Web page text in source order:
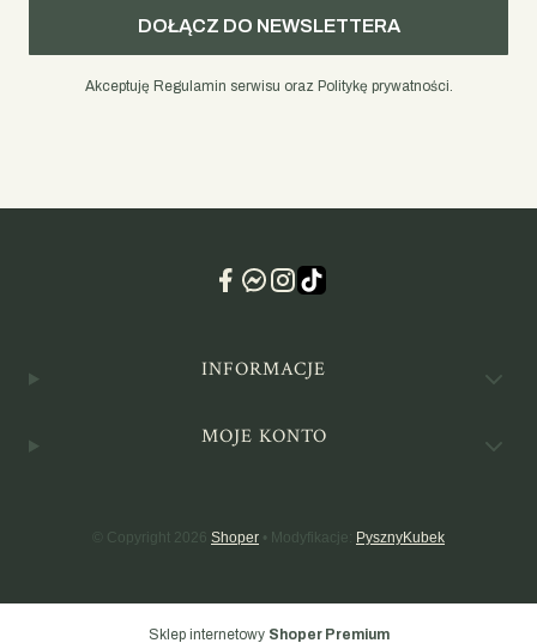
DOŁĄCZ DO NEWSLETTERA
Akceptuję Regulamin serwisu oraz Politykę prywatności.
Linki w stopceINFORMACJE
MOJE KONTO
© Copyright 2026 Shoper • Modyfikacje: PysznyKubek
Sklep internetowy Shoper Premium